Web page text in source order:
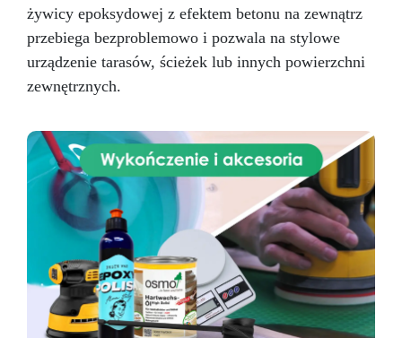
żywicy epoksydowej z efektem betonu na zewnątrz
przebiega bezproblemowo i pozwala na stylowe
urządzenie tarasów, ścieżek lub innych powierzchni
zewnętrznych.